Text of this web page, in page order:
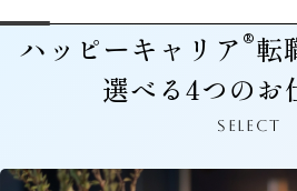
ハッピーキャリア®転
選べる4つのお
SELECT